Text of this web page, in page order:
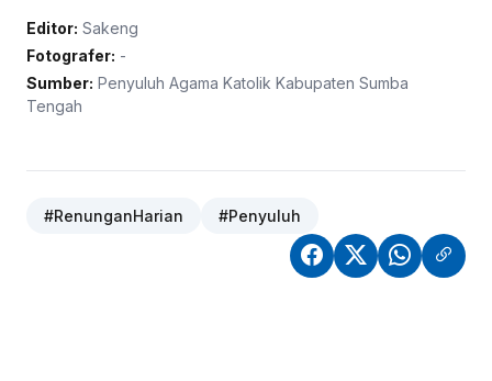
Editor: Sakeng
Fotografer: -
Sumber: Penyuluh Agama Katolik Kabupaten Sumba
Tengah
#RenunganHarian #Penyuluh